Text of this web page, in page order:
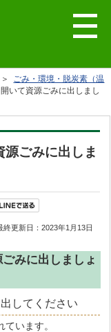
＞ ごみ・環境・脱炭素（温
いて資源ごみに出しまし
ごみに出しま
終更新日：2023年1月13日
みに出しましょ
してください
います。